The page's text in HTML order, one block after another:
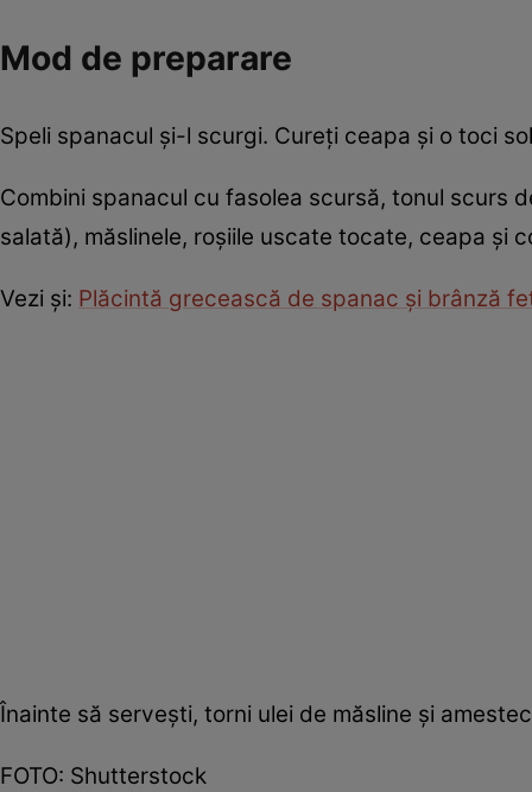
Mod de preparare
Speli spanacul și-l scurgi. Cureți ceapa și o toci
Combini spanacul cu fasolea scursă, tonul scurs
salată), măslinele, roșiile uscate tocate, ceapa și
Vezi și: Plăcintă grecească de spanac şi brânză
Înainte să servești, torni ulei de măsline şi
FOTO: Shutterstock